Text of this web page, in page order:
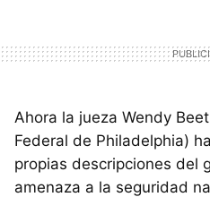
Ahora la jueza Wendy
Federal de Philadelphia)
propias descripciones del
amenaza a la seguridad